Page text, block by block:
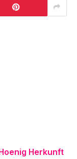
Herkunft